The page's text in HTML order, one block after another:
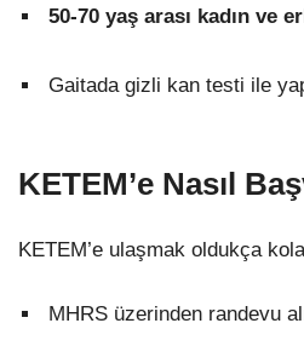
50-70 yaş arası kadın ve
Gaitada gizli kan testi ile
KETEM’e Nasıl
KETEM’e ulaşmak oldukça
MHRS üzerinden randevu